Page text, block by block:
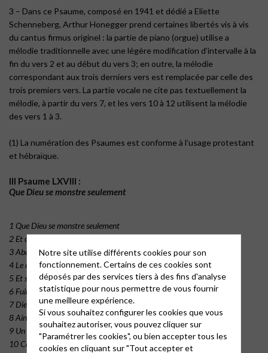
3 – Dans ce Psaume, composé en 1941 et dédié a Eliette
Schenneberg, Arthur Honegger prend certaines libertés vis à vis
du cantus firmus originel : la partie de piano (orgue) utilise a
mélodie traditionnelle avec une légère modification d’intervalle à la
fin du vers 2 et au début du vers 3; en outre, la mélodie
correspondant aux trois derniers vers est remplacée par celle des
trois premiers vers. La partie vocale ne cite pas textuellement la
mélodie, à partir du vers 7, et les vers 10 à 12 utilisent la mélodie
des vers 1 à 3.
(1) La numération des Psaumes est conforme à l’usage protestant
et hébraïque.
III Psaume LXVIII :
Que Dieu se monstre seulement
1 Que Dieu se monstre seulement
2 Et on verra soudainement
3 Abandonner la place
4 Le camp des ennemis espars
5 Et ses haineux de toutes parts
6 Fuir devant sa face.
7 Dieu les fera tous s’enfuir
8 Ainsi qu’on voit s’esvanouir
9 Un amas de fumée
10 Comme la cire auprès du feu
Notre site utilise différents cookies pour son
fonctionnement. Certains de ces cookies sont
déposés par des services tiers à des fins d'analyse
statistique pour nous permettre de vous fournir
une meilleure expérience.
Si vous souhaitez configurer les cookies que vous
souhaitez autoriser, vous pouvez cliquer sur
"Paramétrer les cookies", ou bien accepter tous les
cookies en cliquant sur "Tout accepter et